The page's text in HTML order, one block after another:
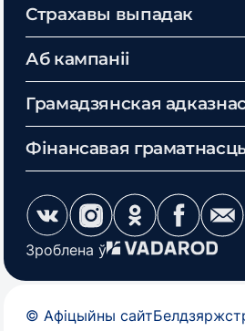
Страхавы выпадак
Аб кампаніі
Грамадзянская
Фінансавая
Зроблена ў
© Афіцыйны сайт